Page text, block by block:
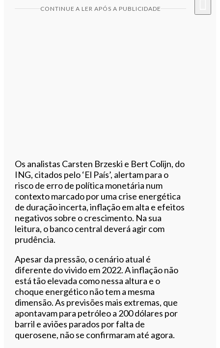
CONTINUE A LER APÓS A PUBLICIDADE
Os analistas Carsten Brzeski e Bert Colijn, do
ING, citados pelo ‘El País’, alertam para o
risco de erro de política monetária num
contexto marcado por uma crise energética
de duração incerta, inflação em alta e efeitos
negativos sobre o crescimento. Na sua
leitura, o banco central deverá agir com
prudência.
Apesar da pressão, o cenário atual é
diferente do vivido em 2022. A inflação não
está tão elevada como nessa altura e o
choque energético não tem a mesma
dimensão. As previsões mais extremas, que
apontavam para petróleo a 200 dólares por
barril e aviões parados por falta de
querosene, não se confirmaram até agora.